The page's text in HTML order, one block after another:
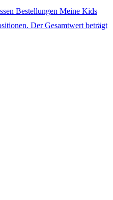
Bestellungen Meine Kids
Der Gesamtwert beträgt